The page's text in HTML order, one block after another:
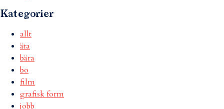
Kategorier
allt
äta
bära
bo
film
grafisk form
jobb